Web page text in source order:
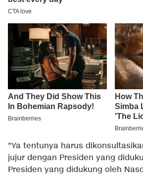
"Ya tentunya harus
jujur dengan Presiden yang
Presiden yang didukung oleh